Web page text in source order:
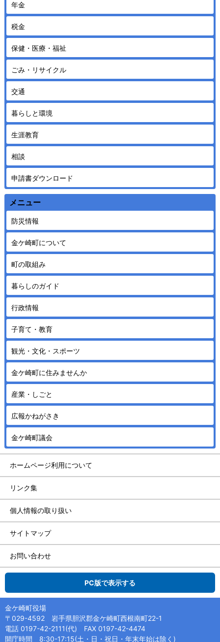
年金
税金
保健・医療・福祉
ごみ・リサイクル
交通
暮らしと環境
生涯教育
相談
申請書ダウンロード
メニュー
防災情報
金ケ崎町について
町の取組み
暮らしのガイド
行政情報
子育て・教育
観光・文化・スポーツ
金ケ崎町に住みませんか
産業・しごと
広報かねがさき
金ケ崎町議会
ホームページ利用について
リンク集
個人情報の取り扱い
サイトマップ
お問い合わせ
PC版で表示する
金ケ崎町役場
〒029-4592 岩手県胆沢郡金ケ崎町西根南町22-1
電話 0197-42-2111(代) FAX 0197-42-4474
開庁時間 8:30-17:15(土・日・祝日・年末年始は除く)